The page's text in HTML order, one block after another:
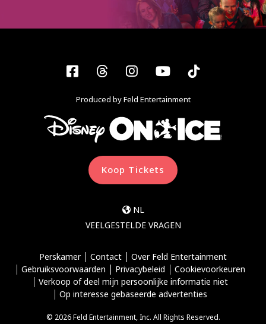
Facebook
ThreadsInstagram
YouTubeTiktok
Produced by Feld Entertainment
Koop Tickets
NL
VEELGESTELDE VRAGEN
Perskamer Contact
Over Feld Entertainment
Gebruiksvoorwaarden
Privacybeleid
Cookievoorkeuren
Verkoop of deel mijn persoonlijke informatie niet
Op interesse gebaseerde advertenties
© 2026 Feld Entertainment, Inc. All Rights Reserved.